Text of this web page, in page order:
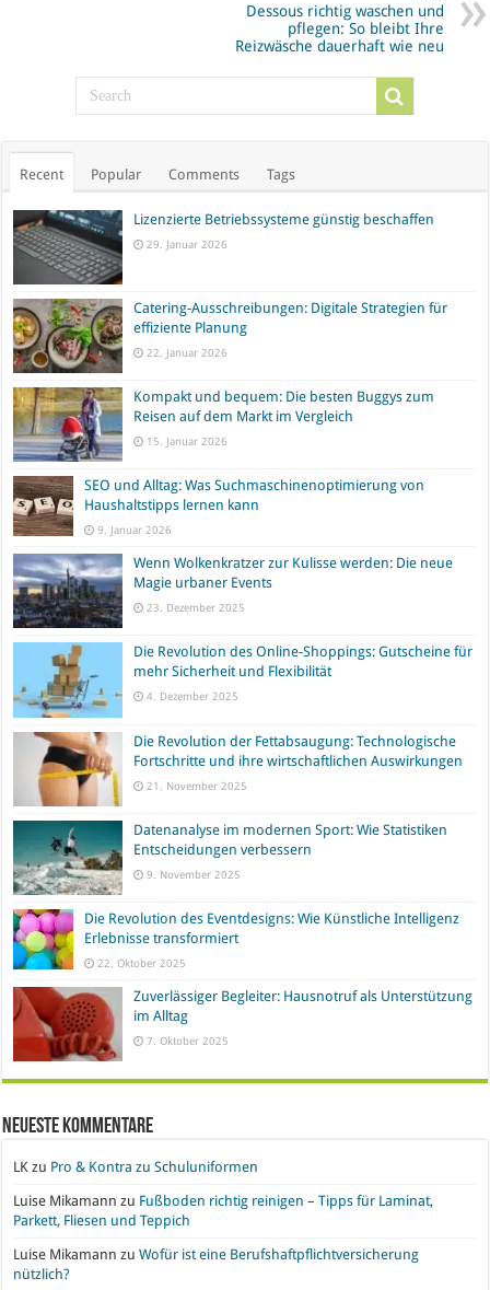
Dessous richtig waschen und
pflegen: So bleibt Ihre
Reizwäsche dauerhaft wie neu
Recent Popular Comments Tags
Lizenzierte Betriebssysteme günstig beschaffen
29. Januar 2026
Catering-Ausschreibungen: Digitale Strategien für
effiziente Planung
22. Januar 2026
Kompakt und bequem: Die besten Buggys zum
Reisen auf dem Markt im Vergleich
15. Januar 2026
SEO und Alltag: Was Suchmaschinenoptimierung von
Haushaltstipps lernen kann
9. Januar 2026
Wenn Wolkenkratzer zur Kulisse werden: Die neue
Magie urbaner Events
23. Dezember 2025
Die Revolution des Online-Shoppings: Gutscheine für
mehr Sicherheit und Flexibilität
4. Dezember 2025
Die Revolution der Fettabsaugung: Technologische
Fortschritte und ihre wirtschaftlichen Auswirkungen
21. November 2025
Datenanalyse im modernen Sport: Wie Statistiken
Entscheidungen verbessern
9. November 2025
Die Revolution des Eventdesigns: Wie Künstliche Intelligenz
Erlebnisse transformiert
22. Oktober 2025
Zuverlässiger Begleiter: Hausnotruf als Unterstützung
im Alltag
7. Oktober 2025
Neueste Kommentare
LK zu Pro & Kontra zu Schuluniformen
Luise Mikamann zu Fußboden richtig reinigen – Tipps für Laminat,
Parkett, Fliesen und Teppich
Luise Mikamann zuWofür ist eine Berufshaftpflichtversicherung
nützlich?